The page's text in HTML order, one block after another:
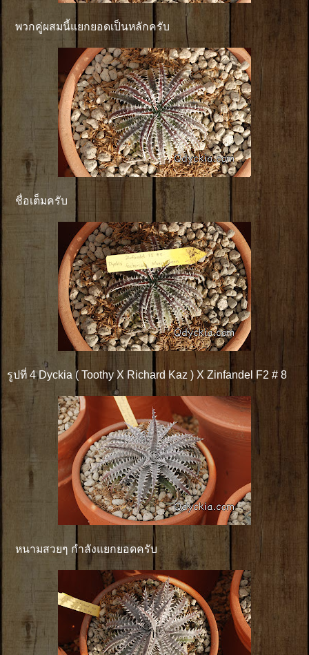
พวกคู่ผสมนี้แยกยอดเป็นหลักครับ
ชื่อเต็มครับ
รูปที่ 4 Dyckia ( Toothy X Richard Kaz ) X Zinfandel F2 # 8
หนามสวยๆ กำลังแยกยอดครับ